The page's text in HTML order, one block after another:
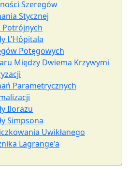
Szeregów
Stycznej
Potrójnych
L'Hôpitala
Potęgowych
Między Dwiema Krzywymi
Parametrycznych
Ilorazu
Simpsona
Uwikłanego
Lagrange'a